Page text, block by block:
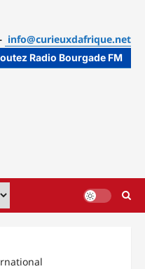
info@curieuxdafrique.net
Radio Bourgade FM